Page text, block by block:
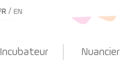
/ EN
Incubateur Nuancier